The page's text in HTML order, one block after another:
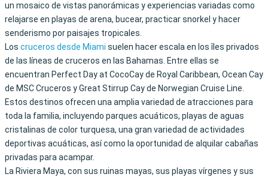
un mosaico de vistas panorámicas y experiencias variadas como
relajarse en playas de arena, bucear, practicar snorkel y hacer
senderismo por paisajes tropicales.
Los cruceros desde Miami suelen hacer escala en los îles privados
de las líneas de cruceros en las Bahamas. Entre ellas se
encuentran Perfect Day at CocoCay de Royal Caribbean, Ocean Cay
de MSC Cruceros y Great Stirrup Cay de Norwegian Cruise Line.
Estos destinos ofrecen una amplia variedad de atracciones para
toda la familia, incluyendo parques acuáticos, playas de aguas
cristalinas de color turquesa, una gran variedad de actividades
deportivas acuáticas, así como la oportunidad de alquilar cabañas
privadas para acampar.
La Riviera Maya, con sus ruinas mayas, sus playas vírgenes y sus